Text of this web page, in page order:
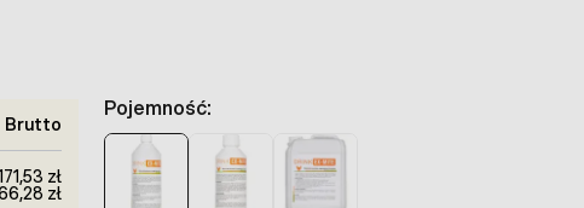
Pojemność:
Brutto
zł
zł